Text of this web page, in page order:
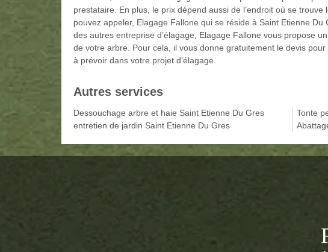
prestataire. En plus, le prix dépend aussi de l’endroit où se
pouvez appeler, Elagage Fallone qui se réside à Saint Etienne
des autres entreprise d’élagage, Elagage Fallone vous propose
de votre arbre. Pour cela, il vous donne gratuitement le devis
à prévoir dans votre projet d’élagage.
Autres services
Dessouchage arbre et haie Saint Etienne Du Gres
entretien de jardin Saint Etienne Du Gres
Tonte